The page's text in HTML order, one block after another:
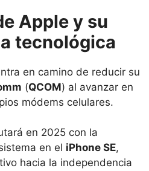
Apple y su
tecnológica
en camino de reducir su
(QCOM) al avanzar en
módems celulares.
en 2025 con la
en el iPhone SE,
hacia la independencia